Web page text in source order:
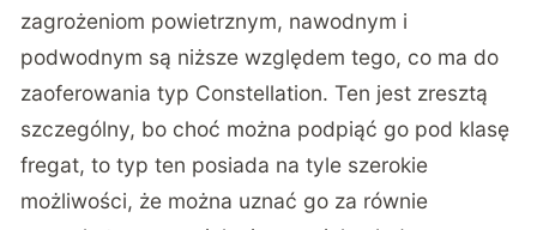
zagrożeniom powietrznym, nawodnym i
podwodnym są niższe względem tego, co ma do
zaoferowania typ Constellation. Ten jest zresztą
szczególny, bo choć można podpiąć go pod klasę
fregat, to typ ten posiada na tyle szerokie
możliwości, że można uznać go za równie